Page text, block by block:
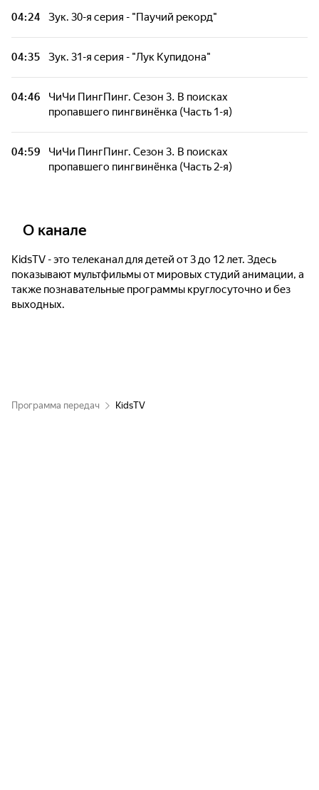
04:24 Зук. 30-я серия - "Паучий рекорд"
04:35 Зук. 31-я серия - "Лук Купидона"
04:46
ЧиЧи ПингПинг. Сезон 3. В поисках
пропавшего пингвинёнка (Часть 1-я)
04:59
ЧиЧи ПингПинг. Сезон 3. В поисках
пропавшего пингвинёнка (Часть 2-я)
О канале
KidsTV - это телеканал для детей от 3 до 12 лет. Здесь
показывают мультфильмы от мировых студий анимации, а
также познавательные программы круглосуточно и без
выходных.
Программа передач KidsTV